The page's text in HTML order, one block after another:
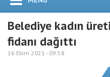
Belediye kadın
fidanı dağıttı
16 Ekim 2021 - 09:58